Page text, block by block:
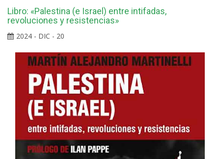
Libro: «Palestina (e Israel) entre intifadas,
revoluciones y resistencias»
2024 - DIC - 20